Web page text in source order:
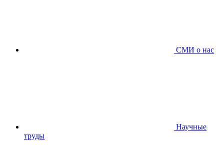
СМИ о нас
Научные
труды